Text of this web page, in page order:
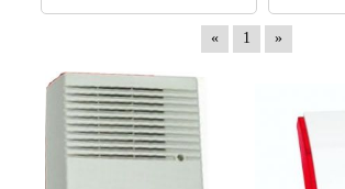
« 1 »